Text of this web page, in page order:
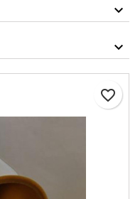
favorite_border